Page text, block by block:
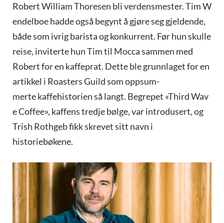
Robert William Thoresen bli verdensmester. Tim W
endelboe hadde også begynt å gjøre seg gjeldende,
både som ivrig barista og konkurrent. Før hun skulle
reise, inviterte hun Tim til Mocca sammen med
Robert for en kaffeprat. Dette ble grunnlaget for en
artikkel i Roasters Guild som oppsum-
merte kaffehistorien så langt. Begrepet «Third Wav
e Coffee», kaffens tredje bølge, var introdusert, og
Trish Rothgeb fikk skrevet sitt navn i
historiebøkene.